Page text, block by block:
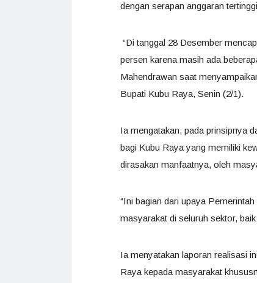
dengan serapan anggaran
“Di tanggal 28 Desember
persen karena masih ada
Mahendrawan saat
Bupati Kubu Raya, Senin (2/1).
Ia mengatakan, pada prinsipnya
bagi Kubu Raya yang memiliki
dirasakan manfaatnya, oleh
“Ini bagian dari upaya
masyarakat di seluruh sektor,
Ia menyatakan laporan realisasi
Raya kepada masyarakat